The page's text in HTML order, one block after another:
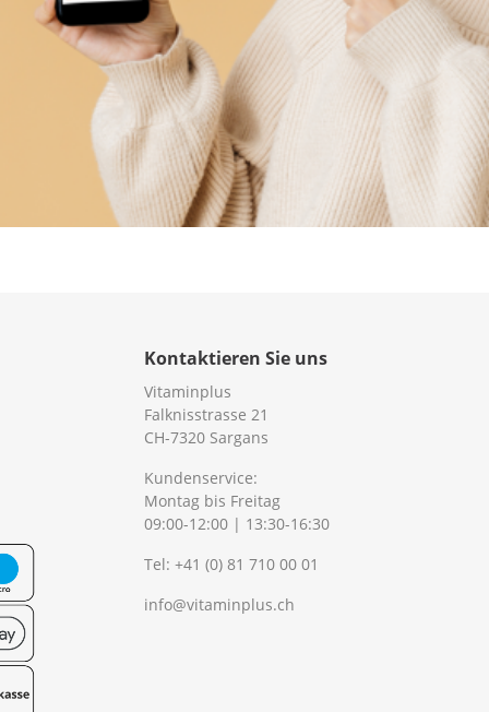
Kontaktieren Sie uns
Vitaminplus
Falknisstrasse 21
CH-7320 Sargans
Kundenservice:
Montag bis Freitag
09:00-12:00 | 13:30-16:30
Tel: +41 (0) 81 710 00 01
info@vitaminplus.ch